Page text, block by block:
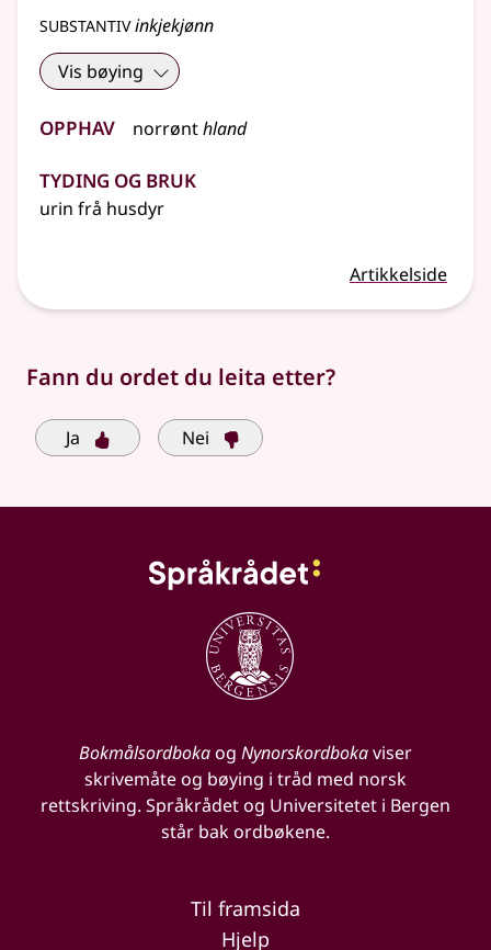
substantivinkjekjønn
Vis bøying
Opphav norrønthland
Tyding og bruk
urin frå husdyr
Artikkelside
Fann du ordet du leita etter?
Ja Nei
Bokmålsordbokaog Nynorskordbokaviser
skrivemåte og bøying i tråd med norsk
rettskriving. Språkrådet og Universitetet i Bergen
står bak ordbøkene.
Til framsida
Hjelp